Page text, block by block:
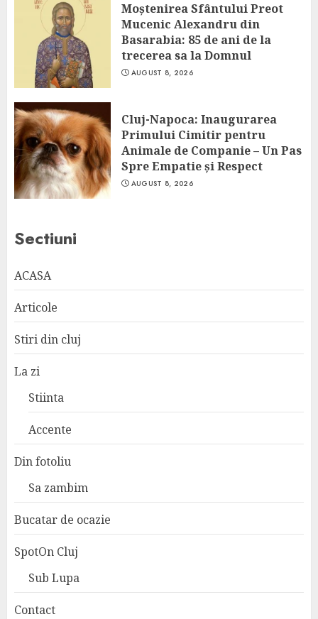
Moștenirea Sfântului Preot
Mucenic Alexandru din
Basarabia: 85 de ani de la
trecerea sa la Domnul
AUGUST 8, 2026
Cluj-Napoca: Inaugurarea
Primului Cimitir pentru
Animale de Companie – Un Pas
Spre Empatie și Respect
AUGUST 8, 2026
Sectiuni
ACASA
Articole
Stiri din cluj
La zi
Stiinta
Accente
Din fotoliu
Sa zambim
Bucatar de ocazie
SpotOn Cluj
Sub Lupa
Contact